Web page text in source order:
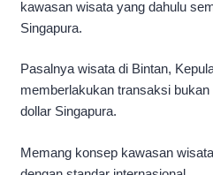
kawasan wisata yang dahulu
Singapura.
Pasalnya wisata di Bintan,
memberlakukan transaksi
dollar Singapura.
Memang konsep kawasan